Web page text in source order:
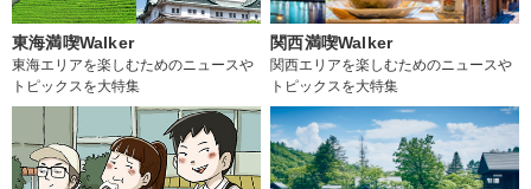
東海満喫Walker
東海エリアを楽しむためのニュースや
トピックスを大特集
関西満喫Walker
関西エリアを楽しむためのニュースや
トピックスを大特集